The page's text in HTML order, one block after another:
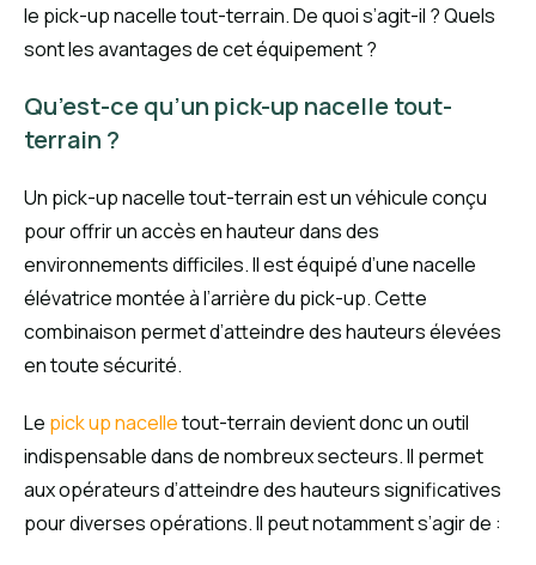
le pick-up nacelle tout-terrain. De quoi s’agit-il ? Quels
sont les avantages de cet équipement ?
Qu’est-ce qu’un pick-up nacelle tout-
terrain ?
Un pick-up nacelle tout-terrain est un véhicule conçu
pour offrir un accès en hauteur dans des
environnements difficiles. Il est équipé d’une nacelle
élévatrice montée à l’arrière du pick-up. Cette
combinaison permet d’atteindre des hauteurs élevées
en toute sécurité.
Le pick up nacelletout-terrain devient donc un outil
indispensable dans de nombreux secteurs. Il permet
aux opérateurs d’atteindre des hauteurs significatives
pour diverses opérations. Il peut notamment s’agir de :